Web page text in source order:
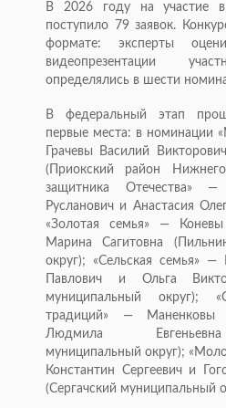
В 2026 году на участие в
поступило 79 заявок.
формате: эксперты
видеопрезентации
определялись в шести
В федеральный этап
первые места: в номинации
Грачевы Василий
(Приокский район
защитника Отечества» —
Русланович и Анастасия
«Золотая семья» —
Марина Сагитовна
округ); «Сельская семья»
Павлович и Ольга
муниципальный округ);
традиций» — Маненковы
Людмила
муниципальный округ);
Константин Сергеевич и
(Сергачский муниципальный